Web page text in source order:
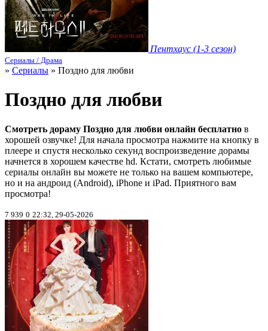
Пентхаус (1-3 сезон)
Сериалы / Драма
» Сериалы » Поздно для любви
Поздно для любви
Смотреть дораму Поздно для любви онлайн бесплатно в
хорошей озвучке! Для начала просмотра нажмите на кнопку в
плеере и спустя несколько секунд воспроизведение дорамы
начнется в хорошем качестве hd. Кстати, смотреть любимые
сериалы онлайн вы можете не только на вашем компьютере,
но и на андроид (Android), iPhone и iPad. Приятного вам
просмотра!
7 939 0 22:32, 29-05-2026